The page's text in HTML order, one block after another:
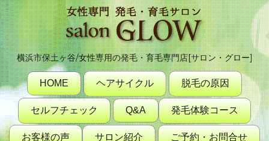
横浜市保土ヶ谷/女性専用の発毛・育毛専門店[サロン・グロー]
HOME ヘアサイクル 脱毛の原因
セルフチェック Q&A 発毛体験コース
お客様の声 サロン紹介 ご予約・お問合せ